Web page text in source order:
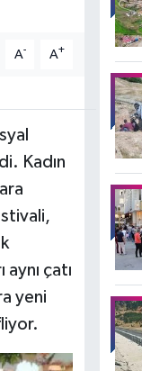
A- A+
Kadın
çatı
yeni